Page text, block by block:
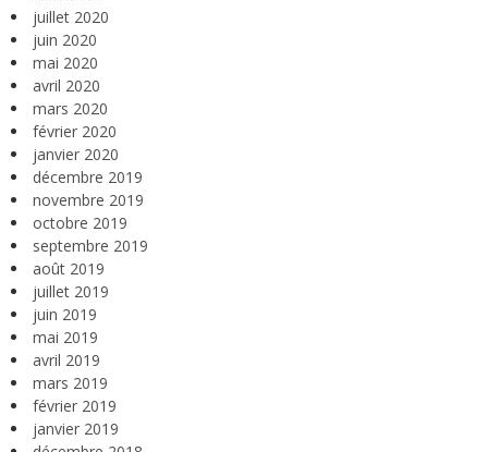
juillet 2020
juin 2020
mai 2020
avril 2020
mars 2020
février 2020
janvier 2020
décembre 2019
novembre 2019
octobre 2019
septembre 2019
août 2019
juillet 2019
juin 2019
mai 2019
avril 2019
mars 2019
février 2019
janvier 2019